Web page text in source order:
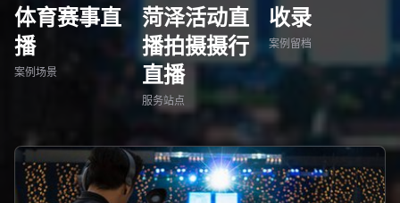
体育赛事直
播
案例场景
菏泽活动直
播拍摄摄行
直播
服务站点
收录
案例留档